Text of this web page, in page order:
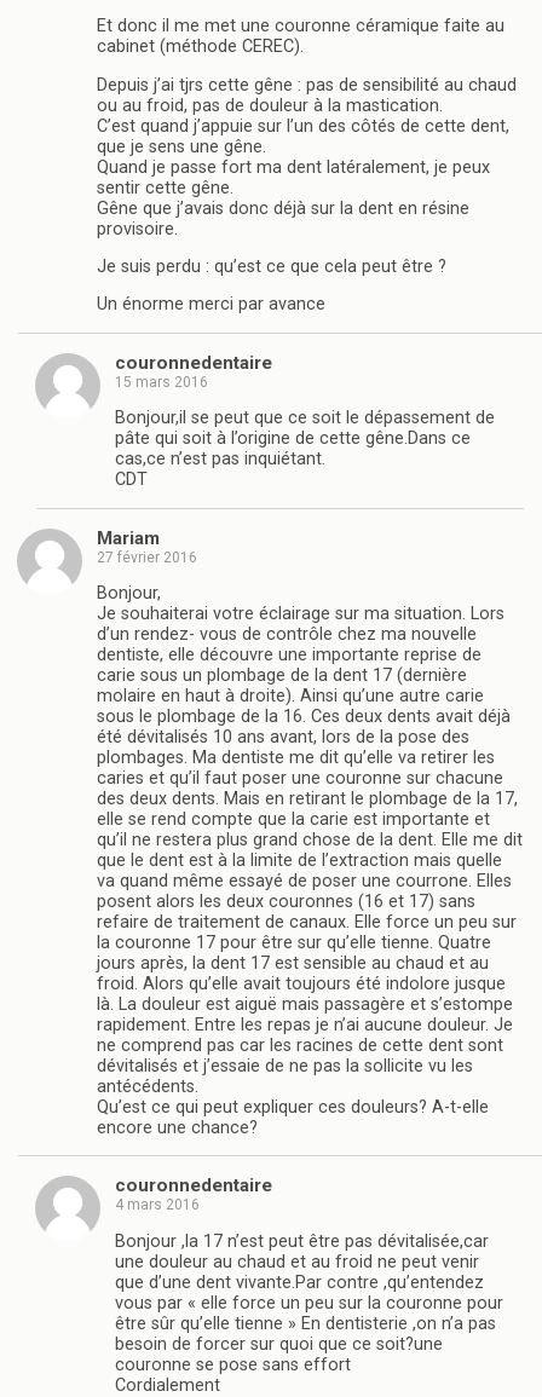
Et donc il me met une couronne céramique faite au
cabinet (méthode CEREC).
Depuis j’ai tjrs cette gêne : pas de sensibilité au chaud
ou au froid, pas de douleur à la mastication.
C’est quand j’appuie sur l’un des côtés de cette dent,
que je sens une gêne.
Quand je passe fort ma dent latéralement, je peux
sentir cette gêne.
Gêne que j’avais donc déjà sur la dent en résine
provisoire.
Je suis perdu : qu’est ce que cela peut être ?
Un énorme merci par avance
couronnedentaire
15 mars 2016
Bonjour,il se peut que ce soit le dépassement de
pâte qui soit à l’origine de cette gêne.Dans ce
cas,ce n’est pas inquiétant.
CDT
Mariam
27 février 2016
Bonjour,
Je souhaiterai votre éclairage sur ma situation. Lors
d’un rendez- vous de contrôle chez ma nouvelle
dentiste, elle découvre une importante reprise de
carie sous un plombage de la dent 17 (dernière
molaire en haut à droite). Ainsi qu’une autre carie
sous le plombage de la 16. Ces deux dents avait déjà
été dévitalisés 10 ans avant, lors de la pose des
plombages. Ma dentiste me dit qu’elle va retirer les
caries et qu’il faut poser une couronne sur chacune
des deux dents. Mais en retirant le plombage de la 17,
elle se rend compte que la carie est importante et
qu’il ne restera plus grand chose de la dent. Elle me dit
que le dent est à la limite de l’extraction mais quelle
va quand même essayé de poser une courrone. Elles
posent alors les deux couronnes (16 et 17) sans
refaire de traitement de canaux. Elle force un peu sur
la couronne 17 pour être sur qu’elle tienne. Quatre
jours après, la dent 17 est sensible au chaud et au
froid. Alors qu’elle avait toujours été indolore jusque
là. La douleur est aiguë mais passagère et s’estompe
rapidement. Entre les repas je n’ai aucune douleur. Je
ne comprend pas car les racines de cette dent sont
dévitalisés et j’essaie de ne pas la sollicite vu les
antécédents.
Qu’est ce qui peut expliquer ces douleurs? A-t-elle
encore une chance?
couronnedentaire
4 mars 2016
Bonjour ,la 17 n’est peut être pas dévitalisée,car
une douleur au chaud et au froid ne peut venir
que d’une dent vivante.Par contre ,qu’entendez
vous par « elle force un peu sur la couronne pour
être sûr qu’elle tienne » En dentisterie ,on n’a pas
besoin de forcer sur quoi que ce soit?une
couronne se pose sans effort
Cordialement